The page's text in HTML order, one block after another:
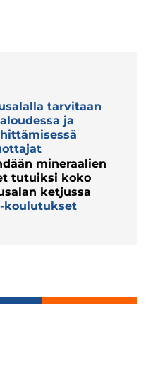
tarvitaan
ja
mineraalien
tutuiksi koko
ketjussa
koulutukset